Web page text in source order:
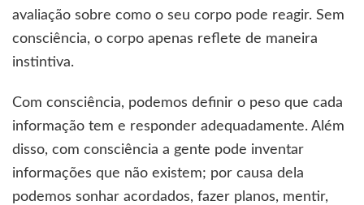
avaliação sobre como o seu corpo pode reagir. Sem
consciência, o corpo apenas reflete de maneira
instintiva.
Com consciência, podemos definir o peso que cada
informação tem e responder adequadamente. Além
disso, com consciência a gente pode inventar
informações que não existem; por causa dela
podemos sonhar acordados, fazer planos, mentir,